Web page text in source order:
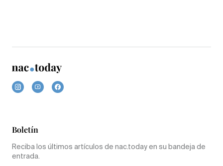
Boletín
Reciba los últimos artículos de nac.today en su bandeja de
entrada.